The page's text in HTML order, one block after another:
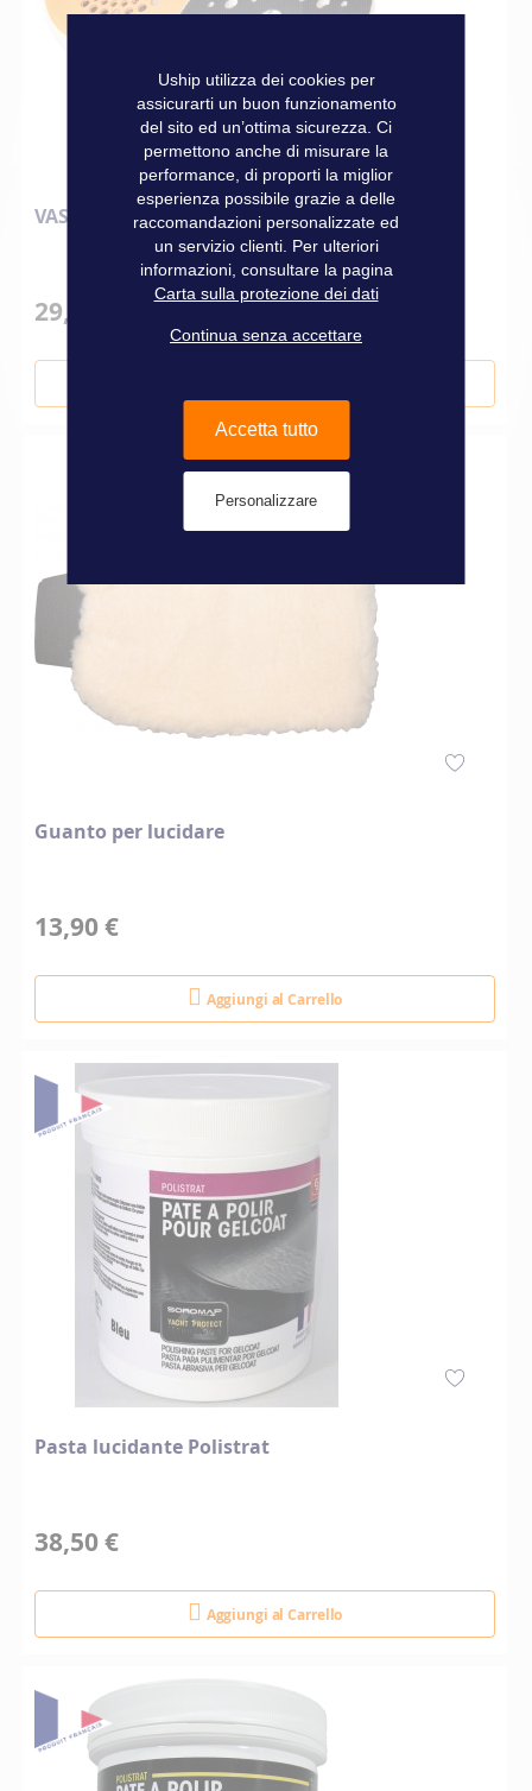
VASSOIO Ø 135 MM PER POLISSEUSE 22322
29,70 €
Guanto per lucidare
13,90 €
Aggiungi al Carrello
Pasta lucidante Polistrat
38,50 €
Aggiungi al Carrello
Uship utilizza dei cookies per
assicurarti un buon funzionamento
del sito ed un’ottima sicurezza. Ci
permettono anche di misurare la
performance, di proporti la miglior
esperienza possibile grazie a delle
raccomandazioni personalizzate ed
un servizio clienti. Per ulteriori
informazioni, consultare la pagina
Carta sulla protezione dei dati
Continua senza accettare
Accetta tutto
Personalizzare